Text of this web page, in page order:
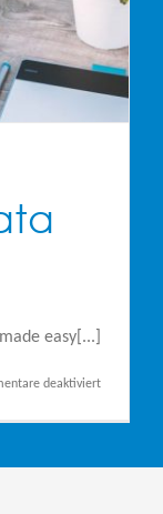
easy[...]
deaktiviertfür